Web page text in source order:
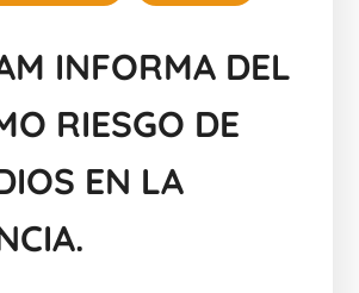
INFORMA DEL
RIESGO DE
EN LA